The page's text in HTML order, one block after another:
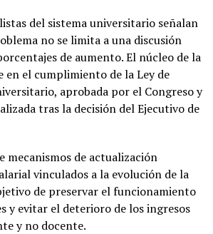
del sistema universitario señalan
no se limita a una discusión
de aumento. El núcleo de la
en el cumplimiento de la Ley de
aprobada por el Congreso y
tras la decisión del Ejecutivo de
mecanismos de actualización
vinculados a la evolución de la
de preservar el funcionamiento
y evitar el deterioro de los ingresos
y no docente.